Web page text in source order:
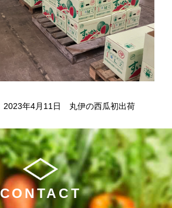
2023年4月11日 丸伊の西瓜初出荷
CONTACT